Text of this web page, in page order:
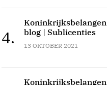
4.
Koninkrijksbelangen
blog | Sublicenties
13 OKTOBER 2021
Koninkrijksbelangen